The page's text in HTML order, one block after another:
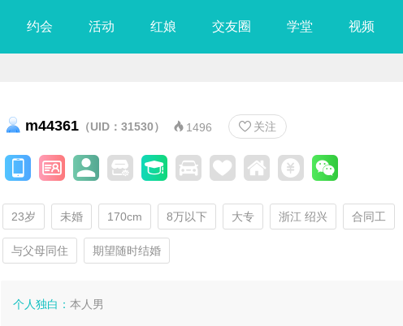
约会 活动 红娘 交友圈 学堂 视频
m44361 （UID：31530）  1496  关注
23岁 未婚 170cm 8万以下 大专 浙江 绍兴 合同工
与父母同住 期望随时结婚
个人独白： 本人男